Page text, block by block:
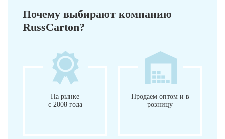
Почему выбирают компанию
RussCarton?
На рынке
с 2008 года
Продаем оптом и в
розницу